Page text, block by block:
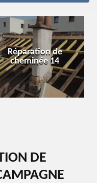
Réparation de
cheminée 14
DE